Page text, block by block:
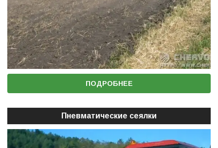
ПОДРОБНЕЕ
Пневматические сеялки